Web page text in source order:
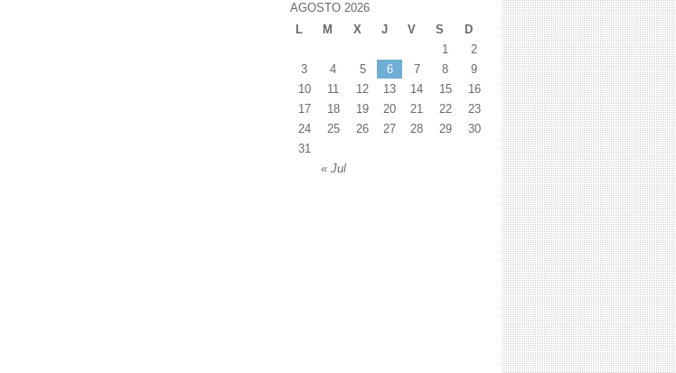
AGOSTO 2026
L
M X J V S D
« Jul
1
2
3
4 5 6 7 8
9
10
11 12 13 14 15
16
17
18 19 20 21 22
23
24
25 26 27 28 29
30
31